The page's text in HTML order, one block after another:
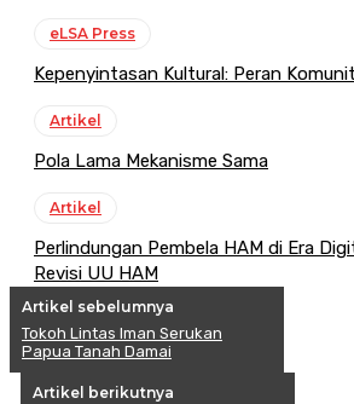
eLSA Press
Kepenyintasan Kultural: Peran
Artikel
Pola Lama Mekanisme Sama
Artikel
Perlindungan Pembela HAM di Era
Revisi UU HAM
Artikel sebelumnya
Tokoh Lintas Iman Serukan
Papua Tanah Damai
Artikel berikutnya